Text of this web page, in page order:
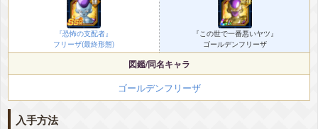
『恐怖の支配者』
フリーザ(最終形態)
『この世で一番悪いヤツ』
ゴールデンフリーザ
図鑑/同名キャラ
ゴールデンフリーザ
入手方法